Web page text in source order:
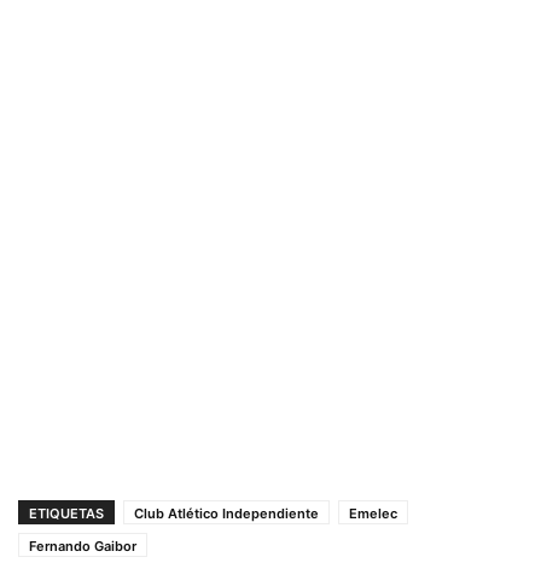
ETIQUETAS Club Atlético Independiente
Emelec
Fernando Gaibor